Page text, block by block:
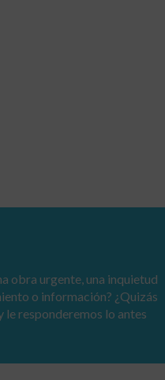
obra urgente, una inquietud
o información? ¿Quizás
le responderemos lo antes